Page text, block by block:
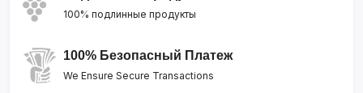
100% подлинные продукты
100% Безопасный Платеж
We Ensure Secure Transactions